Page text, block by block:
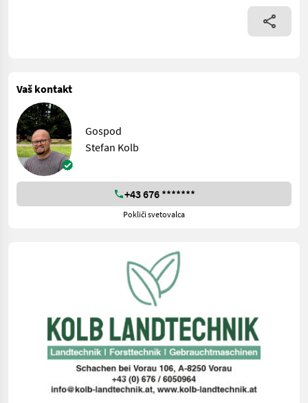
Vaš kontakt
Gospod
Stefan Kolb
+43 676 *******
Pokliči svetovalca